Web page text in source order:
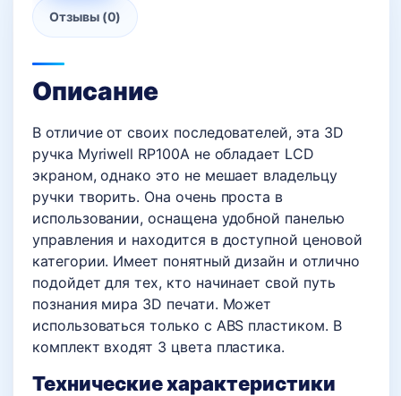
Отзывы (0)
Описание
В отличие от своих последователей, эта 3D
ручка Myriwell RP100A не обладает LCD
экраном, однако это не мешает владельцу
ручки творить. Она очень проста в
использовании, оснащена удобной панелью
управления и находится в доступной ценовой
категории. Имеет понятный дизайн и отлично
подойдет для тех, кто начинает свой путь
познания мира 3D печати. Может
использоваться только с ABS пластиком. В
комплект входят 3 цвета пластика.
Технические характеристики